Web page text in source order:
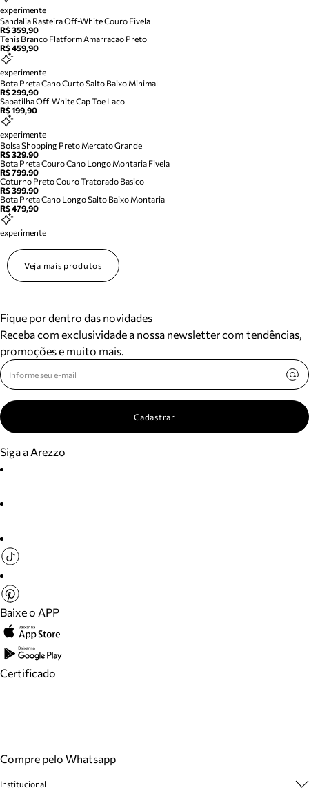
experimente
Sandalia Rasteira Off-White Couro Fivela
R$ 359,90
Tenis Branco Flatform Amarracao Preto
R$ 459,90
experimente
Bota Preta Cano Curto Salto Baixo Minimal
R$ 299,90
Sapatilha Off-White Cap Toe Laco
R$ 199,90
experimente
Bolsa Shopping Preto Mercato Grande
R$ 329,90
Bota Preta Couro Cano Longo Montaria Fivela
R$ 799,90
Coturno Preto Couro Tratorado Basico
R$ 399,90
Bota Preta Cano Longo Salto Baixo Montaria
R$ 479,90
experimente
Veja mais produtos
Fique por dentro das novidades
Receba com exclusividade a nossa newsletter com tendências,
promoções e muito mais.
Cadastrar
Siga a Arezzo
Baixe o APP
Certificado
Compre pelo Whatsapp
Institucional